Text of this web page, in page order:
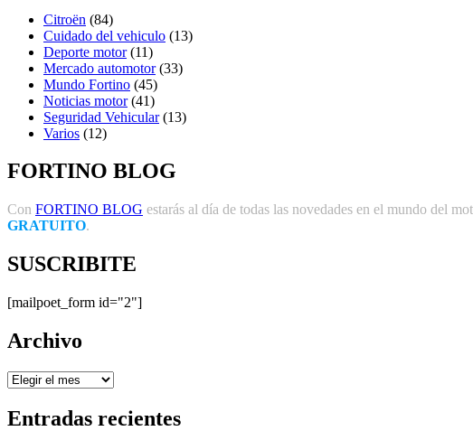
Citroën (84)
Cuidado del vehiculo (13)
Deporte motor(11)
Mercado automotor(33)
Mundo Fortino (45)
Noticias motor(41)
Seguridad Vehicular(13)
Varios (12)
FORTINO BLOG
Con FORTINO BLOG estarás al día de todas las novedades en el mundo del
GRATUITO.
SUSCRIBITE
[mailpoet_form id="2"]
Archivo
Archivo
Entradas recientes